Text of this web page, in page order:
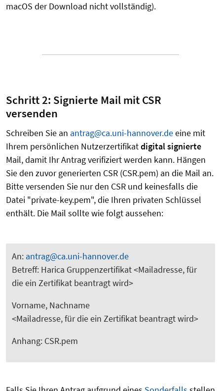
macOS der Download nicht vollständig).
Schritt 2: Signierte Mail mit CSR
versenden
Schreiben Sie an antrag@ca.uni-hannover.deeine mit
Ihrem persönlichen Nutzerzertifikatdigital signierte
Mail, damit Ihr Antrag verifiziert werden kann. Hängen
Sie den zuvor generierten CSR (CSR.pem) an die Mail an.
Bitte versenden Sie nur den CSR und keinesfalls die
Datei "private-key.pem", die Ihren privaten Schlüssel
enthält. Die Mail sollte wie folgt aussehen:
An: antrag@ca.uni-hannover.de
Betreff: Harica Gruppenzertifikat <Mailadresse, für
die ein Zertifikat beantragt wird>
Vorname, Nachname
<Mailadresse, für die ein Zertifikat beantragt wird>
Anhang: CSR.pem